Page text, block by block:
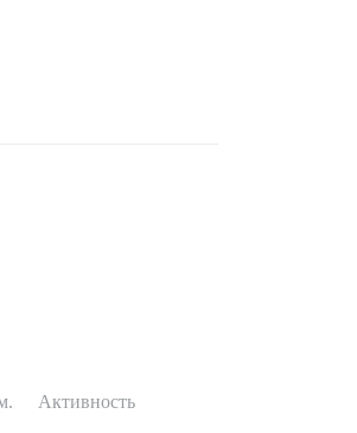
Активность